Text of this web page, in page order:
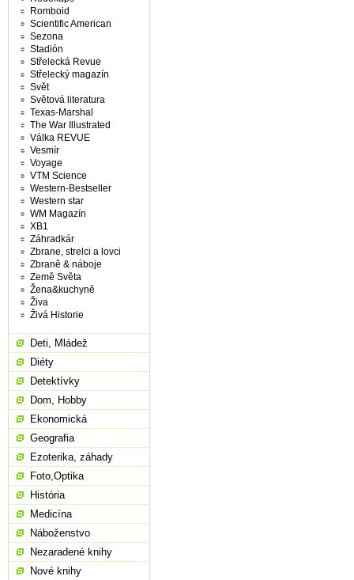
Romboid
Scientific American
Sezona
Stadión
Střelecká Revue
Střelecký magazín
Svět
Světová literatura
Texas-Marshal
The War Illustrated
Válka REVUE
Vesmír
Voyage
VTM Science
Western-Bestseller
Western star
WM Magazín
XB1
Záhradkár
Zbrane, strelci a lovci
Zbraně & náboje
Země Světa
Žena&kuchyně
Živa
Živá Historie
Deti, Mládež
Diéty
Detektívky
Dom, Hobby
Ekonomická
Geografia
Ezoterika, záhady
Foto,Optika
História
Medicína
Náboženstvo
Nezaradené knihy
Nové knihy